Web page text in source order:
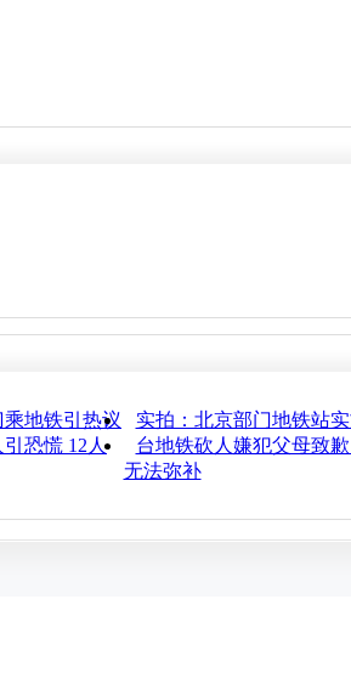
地铁引热议
实拍：北京部门地铁站
恐慌 12人
台地铁砍人嫌犯父母致
无法弥补